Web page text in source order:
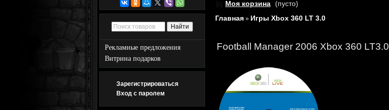
Рекламные предложения
Витрина подарков
Зарегистрироваться
Вход с паролем
Моя корзина (пусто)
Главная » Игры Xbox 360 LT 3.0
Football Manager 2006 Xbox 360 LT3.0